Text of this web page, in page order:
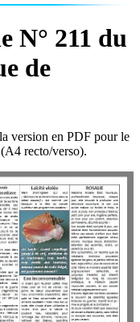
N° 211 du
de
version en PDF pour le
recto/verso).